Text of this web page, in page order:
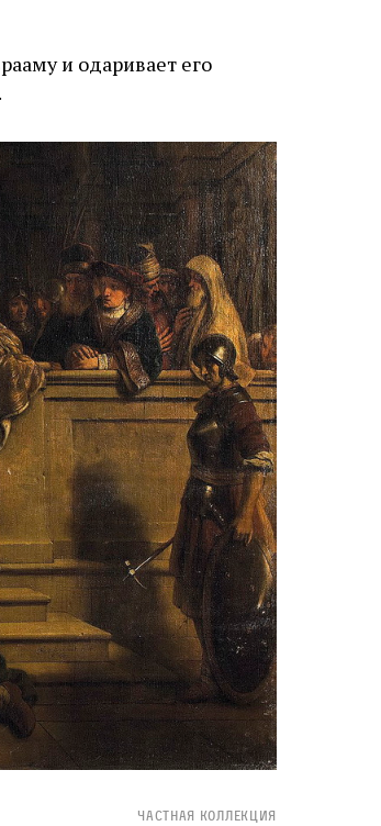
и одаривает его
Частная коллекция